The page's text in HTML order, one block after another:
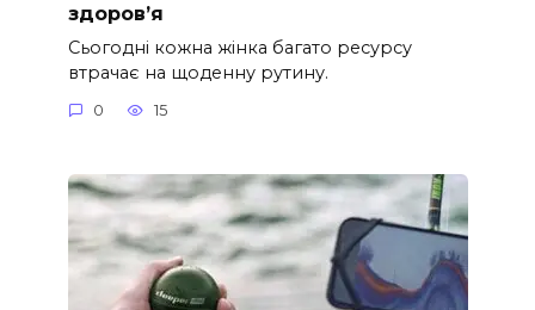
здоров’я
Сьогодні кожна жінка багато ресурсу
втрачає на щоденну рутину.
0 15